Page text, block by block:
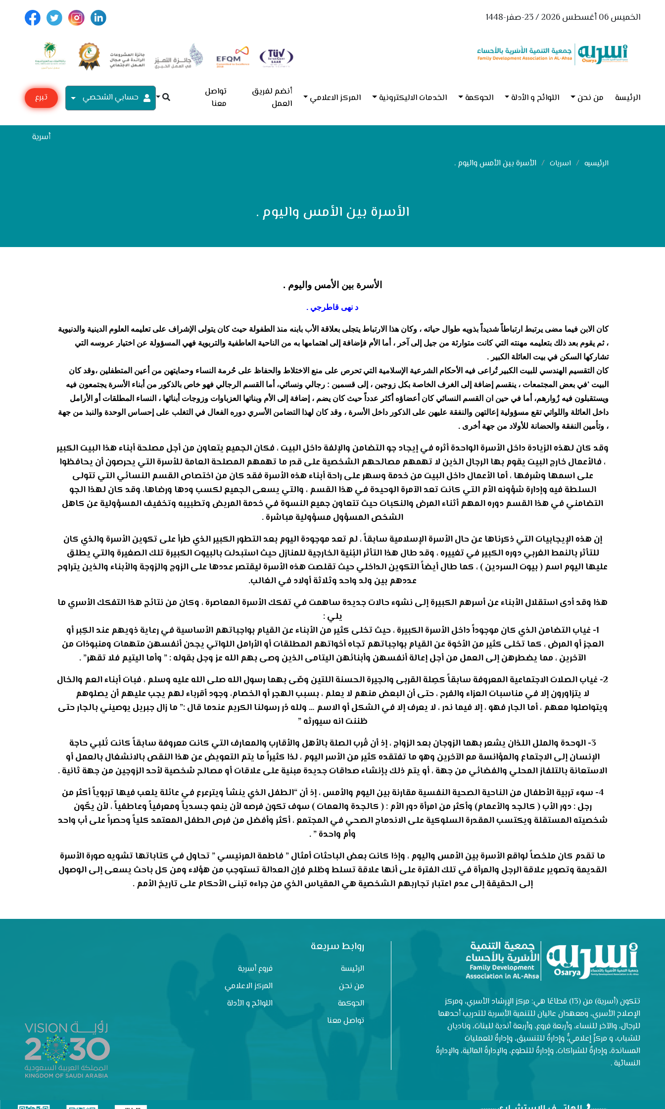
الخميس 06 أغسطس 2026 / 23-صفر-1448
الرئيسة من نحن اللوائح و الأدلة الحوكمة الخدمات الاليكترونية المركز الاعلامي
أنضم لفريق
العمل
تواصل
معنا
حسابي الشحصي
تبرع
أسرية
الرئيسيه اسريات الأسرة بين الأمس واليوم .
الأسرة بين الأمس واليوم .
الأسرة بين الأمس واليوم .
د نهى قاطرجي .
كان الابن فيما مضى يرتبط ارتباطاً شديداً بذويه طوال حياته ، وكان هذا الارتباط يتجلى بعلاقة الأب بابنه منذ الطفولة حيث كان يتولى الإشراف على تعليمه العلوم الدينية والدنيوية
، ثم يقوم بعد ذلك بتعليمه مهنته التي كانت متوارثة من جيل إلى آخر ، أما الأم فإضافة إلى اهتمامها به من الناحية العاطفية والتربوية فهي المسؤولة عن اختيار عروسه التي
تشاركها السكن في بيت العائلة الكبير .
كان التقسيم الهندسي للبيت الكبير تُراعى فيه الأحكام الشرعية الإسلامية التي تحرص على منع الاختلاط والحفاظ على حُرمة النساء وحمايتهن من أعين المتطفلين ،وقد كان
البيت ‘في بعض المجتمعات ، ينقسم إضافة إلى الغرف الخاصة بكل زوجين ، إلى قسمين : رجالي ونسائي، أما القسم الرجالي فهو خاص بالذكور من أبناء الأسرة يجتمعون فيه
ويستقبلون فيه زُوارهم، أما في حين ان القسم النسائي كان أعضاؤه أكثر عدداً حيث كان يضم ، إضافة إلى الأم وبناتها العزباوات وزوجات أبنائها ، النساء المطلقات أو الأرامل
داخل العائلة واللواتي تقع مسؤولية إعالتهن والنفقة عليهن على الذكور داخل الأسرة ، وقد كان لهذا التضامن الأسري دوره الفعال في التغلب على إحساس الوحدة والنبذ من جهة
، وتأمين النفقة والحضانة للأولاد من جهة أخرى .
وقد كان لهذه الزيادة داخل الأسرة الواحدة أثره في إيجاد جو التضامن والإلفة داخل البيت ، فكان الجميع يتعاون من أجل مصلحة أبناء هذا البيت الكبير
، فالأعمال خارج البيت يقوم بها الرجال الذين لا تهمهم مصالحهم الشخصية على قدر ما تهمهم المصلحة العامة للأسرة التي يحرصون أن يحافظوا
على اسمها وشرفها ، أما الأعمال داخل البيت من خدمة وسهر على راحة أبناء هذه الأسرة فقد كان من اختصاص القسم النسائي التي تتولى
السلطة فيه وإدارة شؤونه الأم التي كانت تعد الآمرة الوحيدة في هذا القسم ، والتي يسعى الجميع لكسب ودها ورضاها، وقد كان لهذا الجو
التضامني في هذا القسم دوره المهم أثناء المرض والنكبات حيث تتعاون جميع النسوة في خدمة المريض وتطبيبه وتخفيف المسؤولية عن كاهل
الشخص المسؤول مسؤولية مباشرة .
إن هذه الإيجابيات التي ذكرناها عن حال الأسرة الإسلامية سابقاً ، لم تعد موجودة اليوم بعد التطور الكبير الذي طرأ على تكوين الأسرة والذي كان
للتأثر بالنمط الغربي دوره الكبير في تغييره ، وقد طال هذا التأثر البُنية الخارجية للمنازل حيث استبدلت بالبيوت الكبيرة تلك الصغيرة والتي يطلق
عليها اليوم اسم ( بيوت السردين ) ، كما طال أيضاً التكوين الداخلي حيث تقلصت هذه الأسرة ليقتصر عددها على الزوج والزوجة والأبناء والذين يتراوح
عددهم بين ولد واحد وثلاثة أولاد في الغالب.
هذا وقد أدى استقلال الأبناء عن أسرهم الكبيرة إلى نشوء حالات جديدة ساهمت في تفكك الأسرة المعاصرة ، وكان من نتائج هذا التفكك الأسري ما
يلي :
1- غياب التضامن الذي كان موجوداً داخل الأسرة الكبيرة ، حيث تخلى كثير من الأبناء عن القيام بواجباتهم الأساسية في رعاية ذويهم عند الكِبر أو
العجز أو المرض ، كما تخلى كثير من الأخوة عن القيام بواجباتهم تجاه أخواتهم المطلقات أو الأرامل اللواتي يجدن أنفسهن متهمات ومنبوذات من
الآخرين ، مما يضطرهن إلى العمل من أجل إعالة أنفسهن وأبنائهن اليتامى الذين وصى بهم الله عز وجل بقوله : ” وأما اليتيم فلا تقهر” .
2- غياب الصلات الاجتماعية المعروفة سابقاً كصِلة القربى والجيرة الحسنة اللتين وصّى بهما رسول الله صلى الله عليه وسلم ، فبات أبناء العم والخال
لا يتزاورون إلا في مناسبات العزاء والفرح ، حتى أن البعض منهم لا يعلم ، بسبب الهجر أو الخصام، وجود أقرباء لهم يجب عليهم أن يصلوهم
ويتواصلوا معهم ، أما الجار فهو ، إلا فيما ندر ، لا يعرف إلا في الشكل أو الاسم … ولله دُر رسولنا الكريم عندما قال :” ما زال جبريل يوصيني بالجار حتى
ظننت انه سيورثه ”
3- الوحدة والملل اللذان يشعر بهما الزوجان بعد الزواج ، إذ أن قُرب الصلة بالأهل والأقارب والمعارف التي كانت معروفة سابقاً كانت تُلبي حاجة
الإنسان إلى الاجتماع والمؤانسة مع الآخرين وهو ما تفتقده كثير من الأسر اليوم ، لذا كثيراً ما يتم التعويض عن هذا النقص بالانشغال بالعمل أو
الاستعانة بالتلفاز المحلي والفضائي من جهة ، أو يتم ذلك بإنشاء صداقات جديدة مبنية على علاقات أو مصالح شخصية لأحد الزوجين من جهة ثانية .
4- سوء تربية الأطفال من الناحية الصحية النفسية مقارنة بين اليوم والأمس ، إذ أن “الطفل الذي ينشأ ويترعرع في عائلة يلعب فيها تربوياً أكثر من
رجل : دور الأب ( كالجد والأعمام) وأكثر من امرأة دور الأم : ( كالجدة والعمات ) سوف تكون فرصه لأن ينمو جسدياً ومعرفياً وعاطفياً ، لأن يكّون
شخصيته المستقلة ويكتسب المقدرة السلوكية على الاندماج الصحي في المجتمع ، أكثر وأفضل من فرص الطفل المعتمد كلياً وحصراً على أب واحد
وأم واحدة ” .
ما تقدم كان ملخصاً لواقع الأسرة بين الأمس واليوم ، وإذا كانت بعض الباحثات أمثال ” فاطمة المرنيسي ” تحاول في كتاباتها تشويه صورة الأسرة
القديمة وتصوير علاقة الرجل والمرأة في تلك الفترة على أنها علاقة تسلط وظلم فإن العدالة تستوجب من هؤلاء ومن كل باحث يسعى إلى الوصول
إلى الحقيقة إلى عدم اعتبار تجاربهم الشخصية هي المقياس الذي من جراءه تبنى الأحكام على تاريخ الأمم .
تتكون (أسرية) من (13) قطاعًا هي: مركز الإرشاد الأسري، ومركز
الإصلاح الأسري، ومعهدان عاليان للتنمية الأسرية للتدريب أحدهما
للرجال، والآخر للنساء، وأربعة فروع، وأربعة أندية للبنات، وناديان
للشباب، و مركزٌ إعلاميٌّ، وإدارةٌ للتنسيق، وإدارةٌ للعمليات
المساندة، وإدارةٌ للشراكات، وإدارةٌ للتطوع، والإدارةُ المالية، والإدارةُ
النسائية .
روابط سريعة
الرئيسة
فروع أسرية
من نحن
المركز الاعلامي
الحوكمة
اللوائح و الأدلة
تواصل معنا